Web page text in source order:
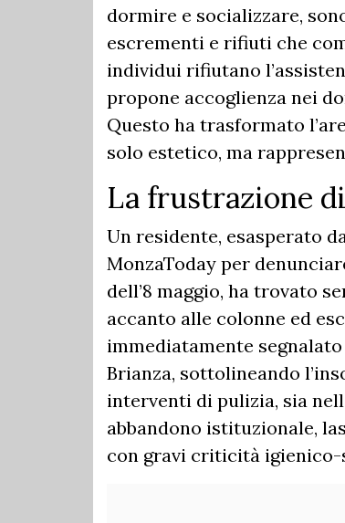
dormire e socializzare,
escrementi e rifiuti che
individui rifiutano
propone accoglienza nei
Questo ha trasformato
solo estetico, ma
La frustrazione
Un residente, esasperato
MonzaToday per
dell’8 maggio, ha trovato
accanto alle colonne ed
immediatamente
Brianza, sottolineando
interventi di pulizia, sia
abbandono istituzionale,
con gravi criticità igienico-